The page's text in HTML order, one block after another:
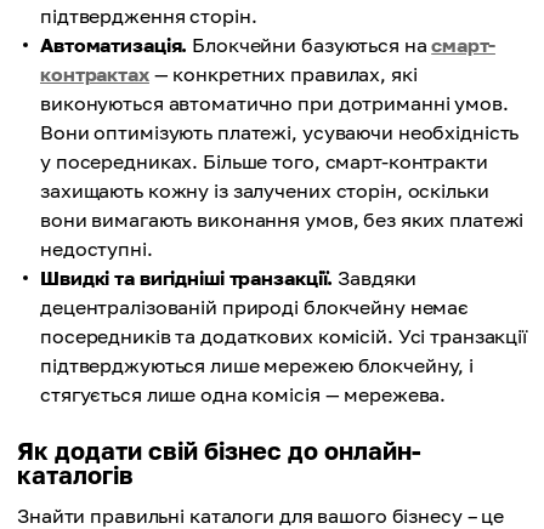
підтвердження сторін.
Автоматизація. Блокчейни базуються насмарт-
контрактах— конкретних правилах, які
виконуються автоматично при дотриманні умов.
Вони оптимізують платежі, усуваючи необхідність
у посередниках. Більше того, смарт-контракти
захищають кожну із залучених сторін, оскільки
вони вимагають виконання умов, без яких платежі
недоступні.
Швидкі та вигідніші транзакції. Завдяки
децентралізованій природі блокчейну немає
посередників та додаткових комісій. Усі транзакції
підтверджуються лише мережею блокчейну, і
стягується лише одна комісія — мережева.
Як додати свій бізнес до онлайн-
каталогів
Знайти правильні каталоги для вашого бізнесу – це